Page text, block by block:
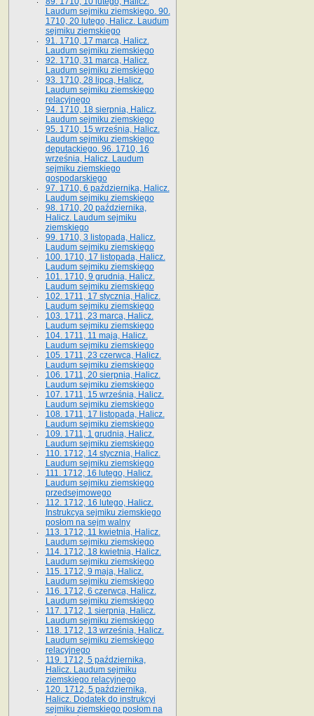
Laudum sejmiku ziemskiego. 90.
1710, 20 lutego, Halicz. Laudum
sejmiku ziemskiego
91. 1710, 17 marca, Halicz.
Laudum sejmiku ziemskiego
92. 1710, 31 marca, Halicz.
Laudum sejmiku ziemskiego
93. 1710, 28 lipca, Halicz.
Laudum sejmiku ziemskiego
relacyjnego
94. 1710, 18 sierpnia, Halicz.
Laudum sejmiku ziemskiego
95. 1710, 15 września, Halicz.
Laudum sejmiku ziemskiego
deputackiego. 96. 1710, 16
września, Halicz. Laudum
sejmiku ziemskiego
gospodarskiego
97. 1710, 6 października, Halicz.
Laudum sejmiku ziemskiego
98. 1710, 20 października,
Halicz. Laudum sejmiku
ziemskiego
99. 1710, 3 listopada, Halicz.
Laudum sejmiku ziemskiego
100. 1710, 17 listopada, Halicz.
Laudum sejmiku ziemskiego
101. 1710, 9 grudnia, Halicz.
Laudum sejmiku ziemskiego
102. 1711, 17 stycznia, Halicz.
Laudum sejmiku ziemskiego
103. 1711, 23 marca, Halicz.
Laudum sejmiku ziemskiego
104. 1711, 11 maja, Halicz.
Laudum sejmiku ziemskiego
105. 1711, 23 czerwca, Halicz.
Laudum sejmiku ziemskiego
106. 1711, 20 sierpnia, Halicz.
Laudum sejmiku ziemskiego
107. 1711, 15 września, Halicz.
Laudum sejmiku ziemskiego
108. 1711, 17 listopada, Halicz.
Laudum sejmiku ziemskiego
109. 1711, 1 grudnia, Halicz.
Laudum sejmiku ziemskiego
110. 1712, 14 stycznia, Halicz.
Laudum sejmiku ziemskiego
111. 1712, 16 lutego, Halicz.
Laudum sejmiku ziemskiego
przedsejmowego
112. 1712, 16 lutego, Halicz.
Instrukcya sejmiku ziemskiego
posłom na sejm walny
113. 1712, 11 kwietnia, Halicz.
Laudum sejmiku ziemskiego
114. 1712, 18 kwietnia, Halicz.
Laudum sejmiku ziemskiego
115. 1712, 9 maja, Halicz.
Laudum sejmiku ziemskiego
116. 1712, 6 czerwca, Halicz.
Laudum sejmiku ziemskiego
117. 1712, 1 sierpnia, Halicz.
Laudum sejmiku ziemskiego
118. 1712, 13 września, Halicz.
Laudum sejmiku ziemskiego
relacyjnego
119. 1712, 5 października,
Halicz. Laudum sejmiku
ziemskiego relacyjnego
120. 1712, 5 października,
Halicz. Dodatek do instrukcyi
sejmiku ziemskiego posłom na